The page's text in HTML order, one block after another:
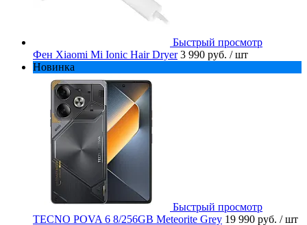
Быстрый просмотр
Фен Xiaomi Mi Ionic Hair Dryer 3 990 руб. / шт
Новинка
Быстрый просмотр
TECNO POVA 6 8/256GB Meteorite Grey 19 990 руб. / шт